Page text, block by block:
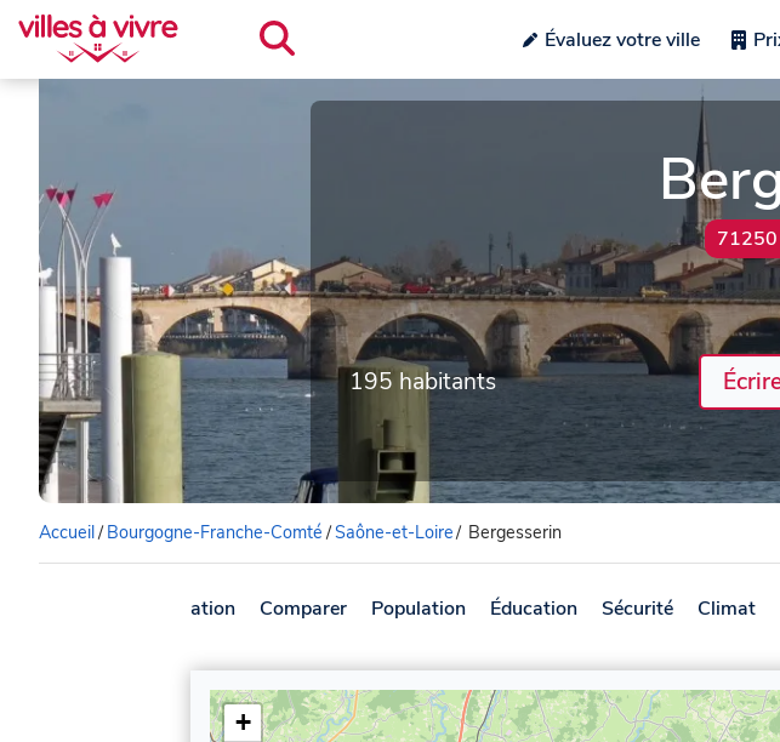
Évaluez votre ville
71250
195 habitants
Accueil/ Bourgogne-Franche-Comté/Saône-et-Loire/ Bergesserin
Présentation Comparer Population Éducation Sécurité Climat
+